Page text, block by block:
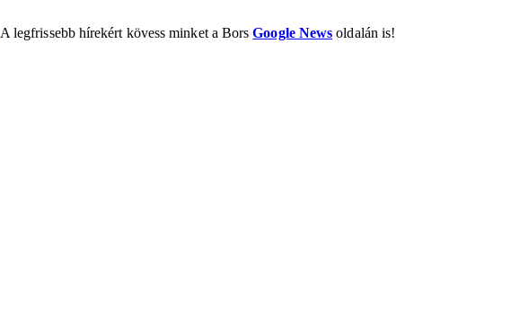
A legfrissebb hírekért kövess minket a BorsGoogle News oldalán is!